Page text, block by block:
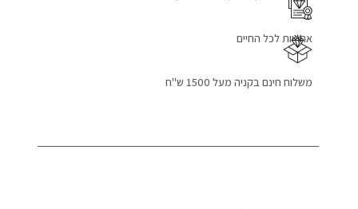
אחריות לכל החיים
משלוח חינם בקניה מעל 1500 ש"ח